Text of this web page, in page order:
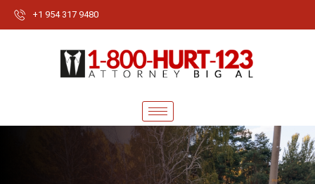
+1 954 317 9480